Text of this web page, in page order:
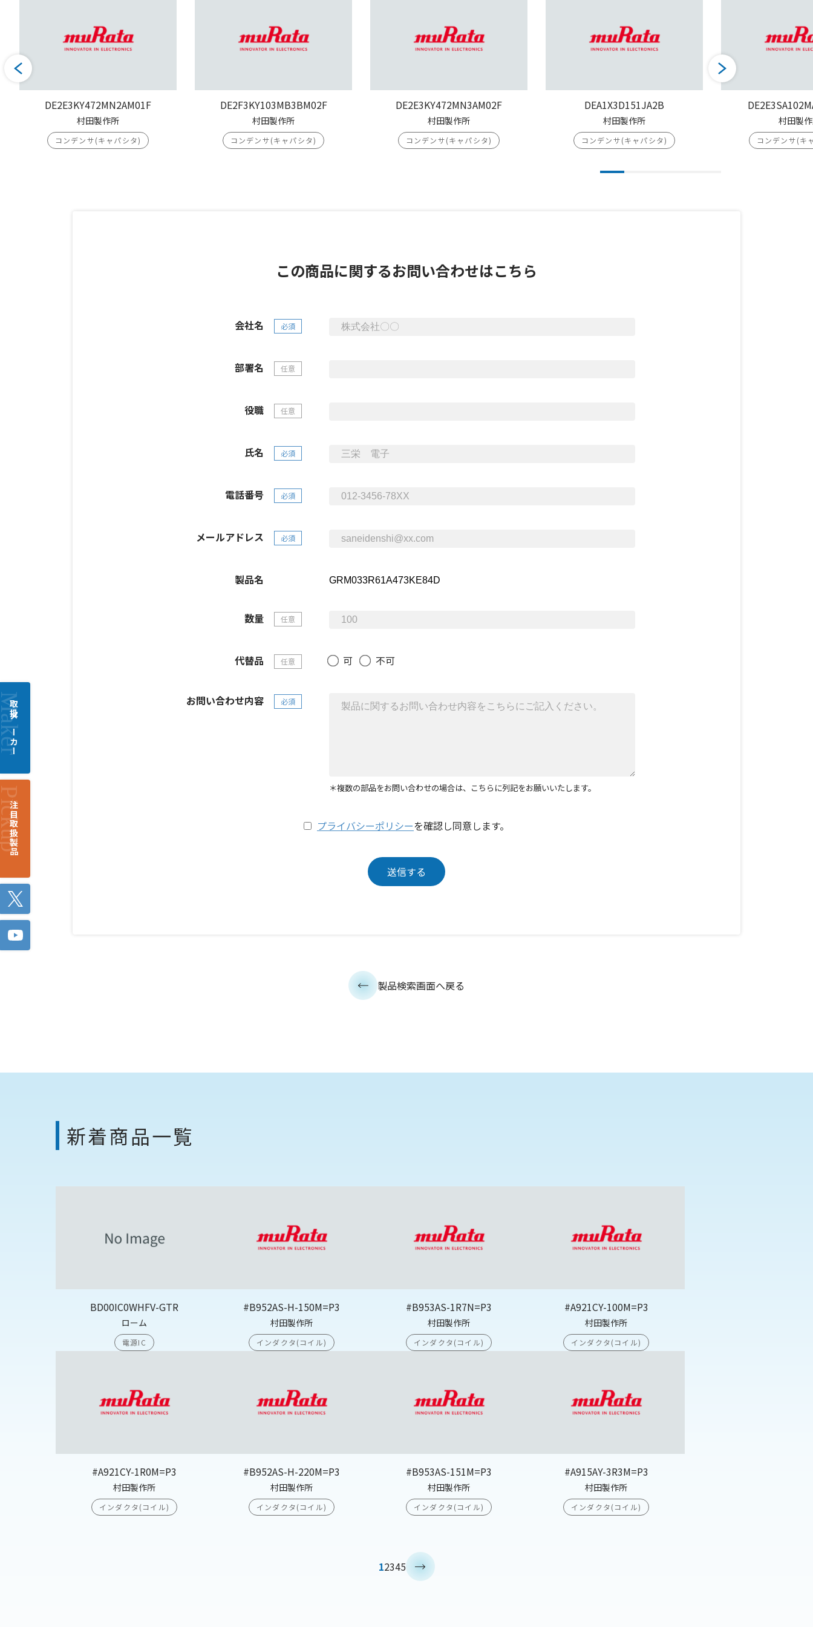
DE2E3KY472MN2AM01F
村田製作所
コンデンサ(キャパシタ)
DE2F3KY103MB3BM02F
村田製作所
コンデンサ(キャパシタ)
DE2E3KY472MN3AM02F
村田製作所
コンデンサ(キャパシタ)
DEA1X3D151JA2B
村田製作所
コンデンサ(キャパシタ)
村田製
コンデンサ(キ
この商品に関するお問い合わせはこちら
会社名 必須
部署名 任意
役職 任意
氏名 必須
電話番号 必須
メールアドレス 必須
製品名
数量 任意
代替品 任意 可 不可
お問い合わせ内容 必須
＊複数の部品をお問い合わせの場合は、こちらに列記をお願いいたします。
プライバシーポリシーを確認し同意します。
製品検索画面へ戻る
新着商品一覧
BD00IC0WHFV-GTR
ローム
電源IC
#B952AS-H-150M=P3
村田製作所
インダクタ(コイル)
#B953AS-1R7N=P3
村田製作所
インダクタ(コイル)
#A921CY-100M=P3
村田製作所
インダクタ(コイル)
#A921CY-1R0M=P3
村田製作所
インダクタ(コイル)
#B952AS-H-220M=P3
村田製作所
インダクタ(コイル)
#B953AS-151M=P3
村田製作所
インダクタ(コイル)
#A915AY-3R3M=P3
村田製作所
インダクタ(コイル)
12345
取扱メーカー
注目取扱製品